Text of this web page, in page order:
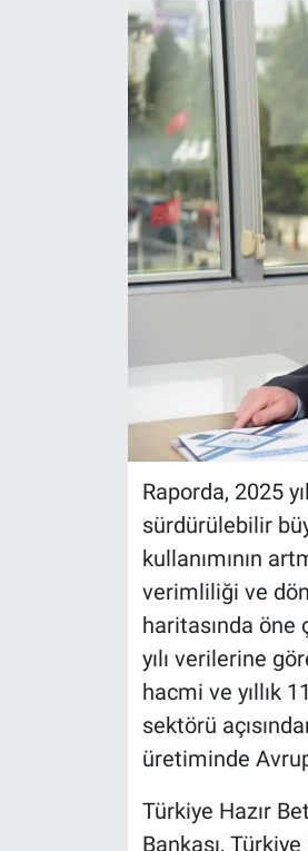
Raporda, 2025
sürdürülebilir
kullanımının
verimliliği ve
haritasında öne
yılı verilerine
hacmi ve yıllık
sektörü
üretiminde
Türkiye Hazır
Bankası,